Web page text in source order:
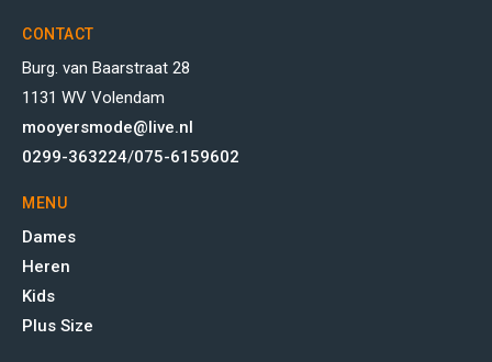
CONTACT
Burg. van Baarstraat 28
1131 WV Volendam
mooyersmode@live.nl
0299-363224/075-6159602
MENU
Dames
Heren
Kids
Plus Size